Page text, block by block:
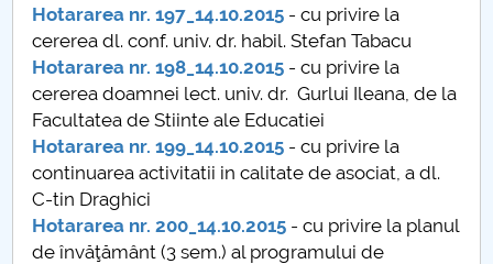
PNRR
Proiect (PRIM STUD)
Proiect SU-ETIC
Protection des données personnelles
Université pour la communauté
Hotararea nr. 197_14.10.2015 - cu privire la
cererea dl. conf. univ. dr. habil. Stefan Tabacu
Hotararea nr. 198_14.10.2015 - cu privire la
cererea doamnei lect. univ. dr. Gurlui Ileana, de la
Facultatea de Stiinte ale Educatiei
Hotararea nr. 199_14.10.2015 - cu privire la
continuarea activitatii in calitate de asociat, a dl.
C-tin Draghici
Hotararea nr. 200_14.10.2015 - cu privire la planul
de învăţământ (3 sem.) al programului de